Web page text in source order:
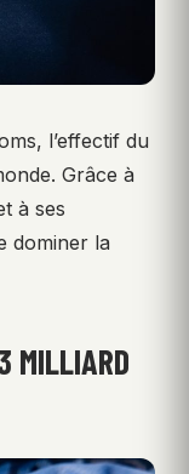
l’effectif du
Grâce à
à ses
dominer la
MILLIARD